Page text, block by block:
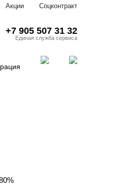
Акции Соцконтракт
+7 905 507 31 32
Единая служба сервиса